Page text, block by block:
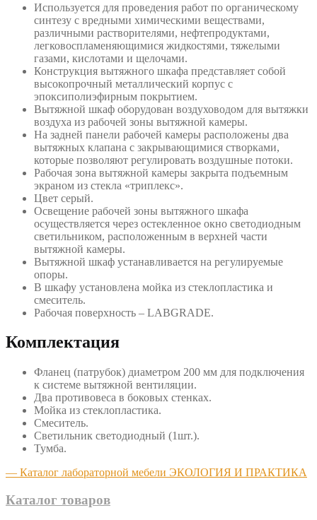
Используется для проведения работ по органическому
синтезу с вредными химическими веществами,
различными растворителями, нефтепродуктами,
легковоспламеняющимися жидкостями, тяжелыми
газами, кислотами и щелочами.
Конструкция вытяжного шкафа представляет собой
высокопрочный металлический корпус с
эпоксиполиэфирным покрытием.
Вытяжной шкаф оборудован воздуховодом для вытяжки
воздуха из рабочей зоны вытяжной камеры.
На задней панели рабочей камеры расположены два
вытяжных клапана с закрывающимися створками,
которые позволяют регулировать воздушные потоки.
Рабочая зона вытяжной камеры закрыта подъемным
экраном из стекла «триплекс».
Цвет серый.
Освещение рабочей зоны вытяжного шкафа
осуществляется через остекленное окно светодиодным
светильником, расположенным в верхней части
вытяжной камеры.
Вытяжной шкаф устанавливается на регулируемые
опоры.
В шкафу установлена мойка из стеклопластика и
смеситель.
Рабочая поверхность – LABGRADE.
Комплектация
Фланец (патрубок) диаметром 200 мм для подключения
к системе вытяжной вентиляции.
Два противовеса в боковых стенках.
Мойка из стеклопластика.
Смеситель.
Светильник светодиодный (1шт.).
Тумба.
— Каталог лабораторной мебели ЭКОЛОГИЯ И ПРАКТИКА
Каталог товаров